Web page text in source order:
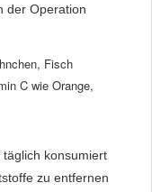
der Operation
Fisch
C wie Orange,
konsumiert
zu entfernen